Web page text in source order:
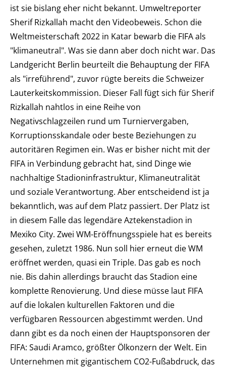
ist sie bislang eher nicht bekannt. Umweltreporter
Sherif Rizkallah macht den Videobeweis. Schon die
Weltmeisterschaft 2022 in Katar bewarb die FIFA als
"klimaneutral". Was sie dann aber doch nicht war. Das
Landgericht Berlin beurteilt die Behauptung der FIFA
als "irreführend", zuvor rügte bereits die Schweizer
Lauterkeitskommission. Dieser Fall fügt sich für Sherif
Rizkallah nahtlos in eine Reihe von
Negativschlagzeilen rund um Turniervergaben,
Korruptionsskandale oder beste Beziehungen zu
autoritären Regimen ein. Was er bisher nicht mit der
FIFA in Verbindung gebracht hat, sind Dinge wie
nachhaltige Stadioninfrastruktur, Klimaneutralität
und soziale Verantwortung. Aber entscheidend ist ja
bekanntlich, was auf dem Platz passiert. Der Platz ist
in diesem Falle das legendäre Aztekenstadion in
Mexiko City. Zwei WM-Eröffnungsspiele hat es bereits
gesehen, zuletzt 1986. Nun soll hier erneut die WM
eröffnet werden, quasi ein Triple. Das gab es noch
nie. Bis dahin allerdings braucht das Stadion eine
komplette Renovierung. Und diese müsse laut FIFA
auf die lokalen kulturellen Faktoren und die
verfügbaren Ressourcen abgestimmt werden. Und
dann gibt es da noch einen der Hauptsponsoren der
FIFA: Saudi Aramco, größter Ölkonzern der Welt. Ein
Unternehmen mit gigantischem CO2-Fußabdruck, das